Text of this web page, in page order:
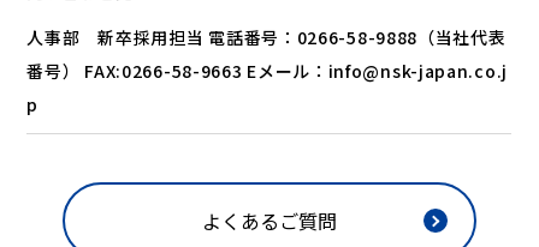
人事部 新卒採用担当 電話番号：0266-58-9888（当社代表
番号） FAX:0266-58-9663 Eメール：info@nsk-japan.co.j
p
よくあるご質問